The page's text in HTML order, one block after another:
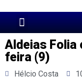
Aldeias Folia
feira (9)
Hélcio Costa